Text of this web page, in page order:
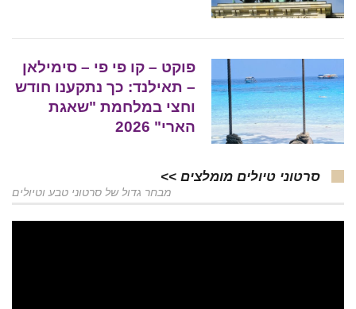
פוקט – קו פי פי – סימילאן
– תאילנד: כך נתקענו חודש
וחצי במלחמת "שאגת
הארי" 2026
סרטוני טיולים מומלצים >>
מבחר גדול של סרטוני טבע וטיולים